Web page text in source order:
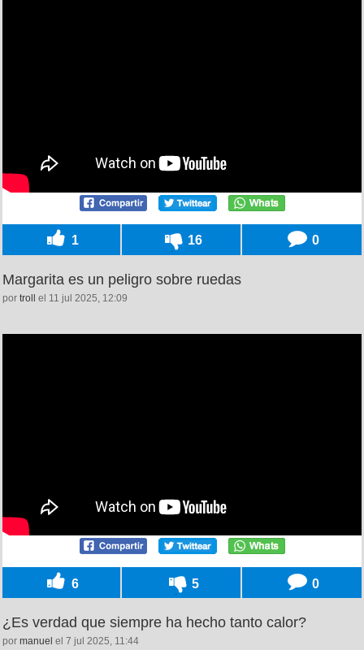
1 16 0
Margarita es un peligro sobre ruedas
por troll el 11 jul 2025, 12:09
6 5 0
¿Es verdad que siempre ha hecho tanto calor?
por manuel el 7 jul 2025, 11:44